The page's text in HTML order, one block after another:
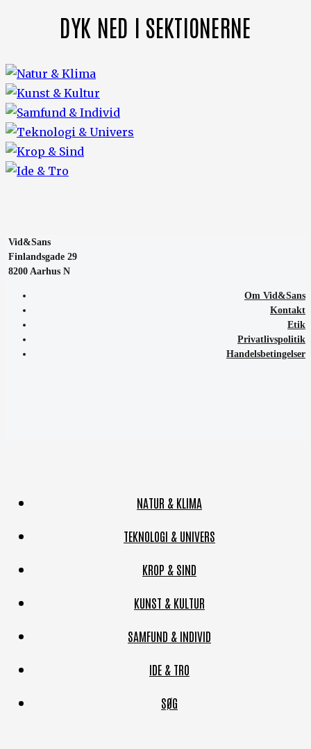
DYK NED I SEKTIONERNE
Vid&Sans
Finlandsgade 29
8200 Aarhus N
Om Vid&Sans
Kontakt
Etik
Privatlivspolitik
Handelsbetingelser
NATUR & KLIMA
TEKNOLOGI & UNIVERS
KROP & SIND
KUNST & KULTUR
SAMFUND & INDIVID
IDE & TRO
SØG